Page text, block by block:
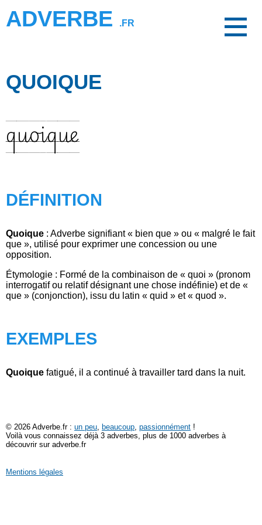
ADVERBE .FR
QUOIQUE
quoique
DÉFINITION
Quoique : Adverbe signifiant « bien que » ou « malgré le fait
que », utilisé pour exprimer une concession ou une
opposition.
Étymologie : Formé de la combinaison de « quoi » (pronom
interrogatif ou relatif désignant une chose indéfinie) et de «
que » (conjonction), issu du latin « quid » et « quod ».
EXEMPLES
Quoique fatigué, il a continué à travailler tard dans la nuit.
© 2026 Adverbe.fr : un peu, beaucoup, passionnément !
Voilà vous connaissez déjà 3 adverbes, plus de 1000 adverbes à
découvrir sur adverbe.fr
Mentions légales